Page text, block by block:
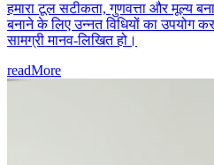
हमारा टूल सटीकता, गुणवत्ता और मूल्य
बनाने के लिए उन्नत विधियों का उपयोग
सामग्री मानव-लिखित हो।
readMore